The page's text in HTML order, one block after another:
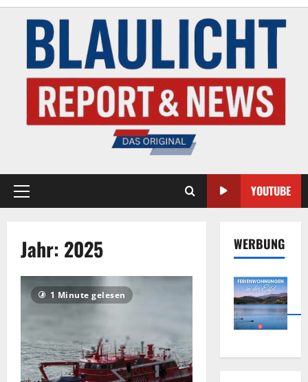
YOUTUBE
Jahr: 2025
1 Minute gelesen
WERBUNG